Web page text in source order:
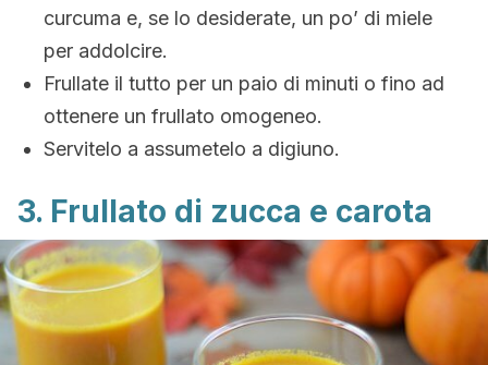
curcuma e, se lo desiderate, un po’ di miele
per addolcire.
Frullate il tutto per un paio di minuti o fino ad
ottenere un frullato omogeneo.
Servitelo a assumetelo a digiuno.
3. Frullato di zucca e carota